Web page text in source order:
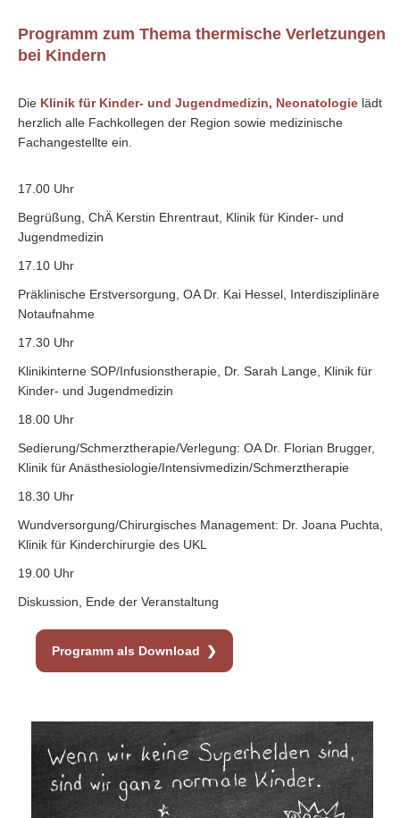
Programm zum Thema thermische Verletzungen
bei Kindern
Die Klinik für Kinder- und Jugendmedizin, Neonatologie lädt
herzlich alle Fachkollegen der Region sowie medizinische
Fachangestellte ein.
17.00 Uhr
Begrüßung, ChÄ Kerstin Ehrentraut, Klinik für Kinder- und
Jugendmedizin
17.10 Uhr
Präklinische Erstversorgung, OA Dr. Kai Hessel, Interdisziplinäre
Notaufnahme
17.30 Uhr
Klinikinterne SOP/Infusionstherapie, Dr. Sarah Lange, Klinik für
Kinder- und Jugendmedizin
18.00 Uhr
Sedierung/Schmerztherapie/Verlegung: OA Dr. Florian Brugger,
Klinik für Anästhesiologie/Intensivmedizin/Schmerztherapie
18.30 Uhr
Wundversorgung/Chirurgisches Management: Dr. Joana Puchta,
Klinik für Kinderchirurgie des UKL
19.00 Uhr
Diskussion, Ende der Veranstaltung
Programm als Download